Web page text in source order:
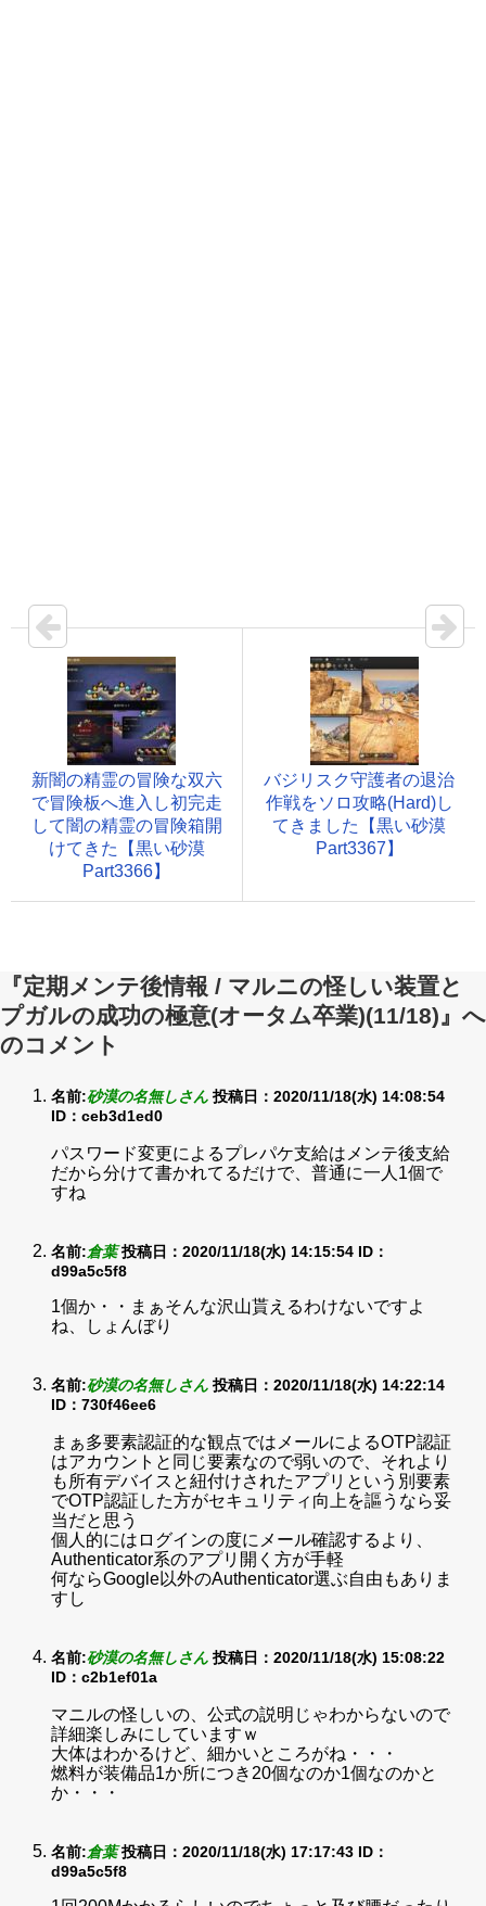
新闇の精霊の冒険な双六
で冒険板へ進入し初完走
して闇の精霊の冒険箱開
けてきた【黒い砂漠
Part3366】
バジリスク守護者の退治
作戦をソロ攻略(Hard)し
てきました【黒い砂漠
Part3367】
『定期メンテ後情報 / マルニの怪しい装置と
プガルの成功の極意(オータム卒業)(11/18)』へ
のコメント
名前:砂漠の名無しさん 投稿日：2020/11/18(水) 14:08:54
ID：ceb3d1ed0
パスワード変更によるプレパケ支給はメンテ後支給
だから分けて書かれてるだけで、普通に一人1個で
すね
名前:倉葉 投稿日：2020/11/18(水) 14:15:54 ID：
d99a5c5f8
1個か・・まぁそんな沢山貰えるわけないですよ
ね、しょんぼり
名前:砂漠の名無しさん 投稿日：2020/11/18(水) 14:22:14
ID：730f46ee6
まぁ多要素認証的な観点ではメールによるOTP認証
はアカウントと同じ要素なので弱いので、それより
も所有デバイスと紐付けされたアプリという別要素
でOTP認証した方がセキュリティ向上を謳うなら妥
当だと思う
個人的にはログインの度にメール確認するより、
Authenticator系のアプリ開く方が手軽
何ならGoogle以外のAuthenticator選ぶ自由もありま
すし
名前:砂漠の名無しさん 投稿日：2020/11/18(水) 15:08:22
ID：c2b1ef01a
マニルの怪しいの、公式の説明じゃわからないので
詳細楽しみにしていますｗ
大体はわかるけど、細かいところがね・・・
燃料が装備品1か所につき20個なのか1個なのかと
か・・・
名前:倉葉 投稿日：2020/11/18(水) 17:17:43 ID：
d99a5c5f8